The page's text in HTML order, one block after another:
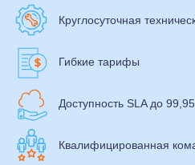
Круглосуточная
Гибкие тарифы
Доступность SLA до
Квалифицированная